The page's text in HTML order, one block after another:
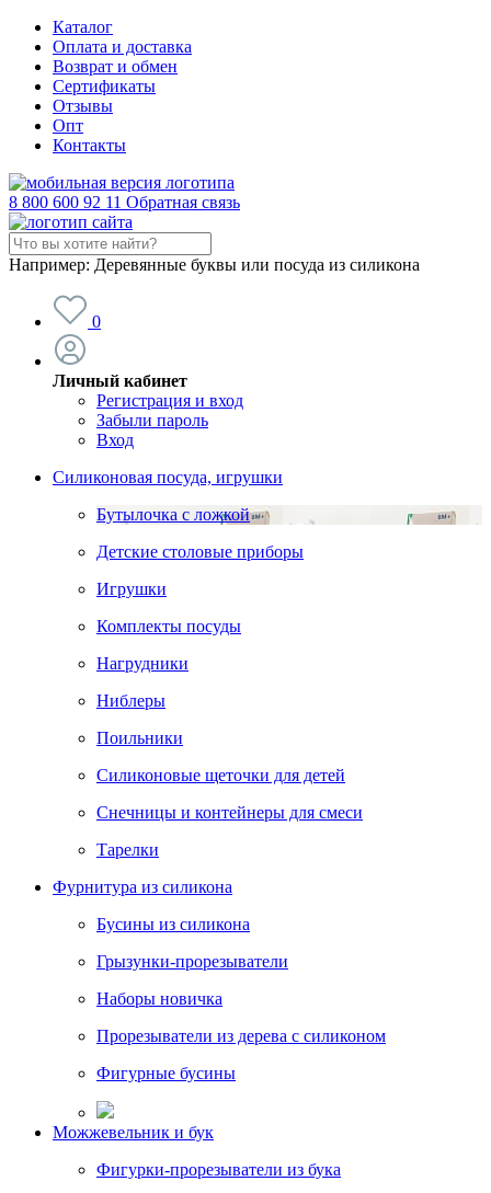
Каталог
Оплата и доставка
Возврат и обмен
Сертификаты
Отзывы
Опт
Контакты
8 800 600 92 11 Обратная связь
Например: Деревянные буквы или посуда из силикона
0
Личный кабинет
Регистрация и вход
Забыли пароль
Вход
Силиконовая посуда, игрушки
Бутылочка с ложкой
Детские столовые приборы
Игрушки
Комплекты посуды
Нагрудники
Ниблеры
Поильники
Силиконовые щеточки для детей
Снечницы и контейнеры для смеси
Тарелки
Фурнитура из силикона
Бусины из силикона
Грызунки-прорезыватели
Наборы новичка
Прорезыватели из дерева с силиконом
Фигурные бусины
Можжевельник и бук
Фигурки-прорезыватели из бука